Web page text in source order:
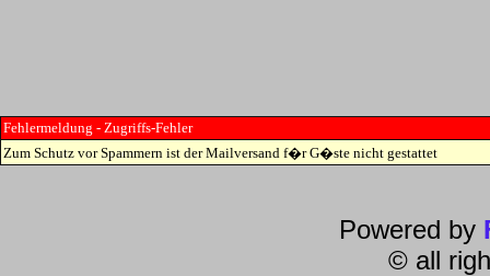
Fehlermeldung - Zugriffs-Fehler
Zum Schutz vor Spammern ist der Mailversand f�r G�ste nicht gestattet
Powered by
© all